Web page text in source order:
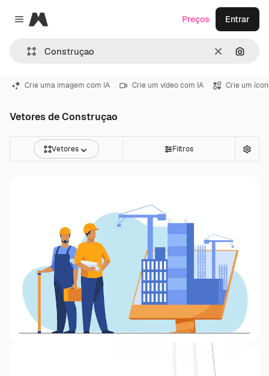
Close menu
Magnific
Limpar
Preços Entrar
Crie uma imagem com IA Crie um vídeo com IA Crie um
Vetores de Construçao
Vetores Filtros